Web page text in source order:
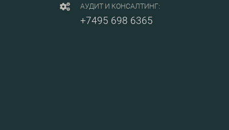
АУДИТ И КОНСАЛТИНГ:
+7495 698 6365